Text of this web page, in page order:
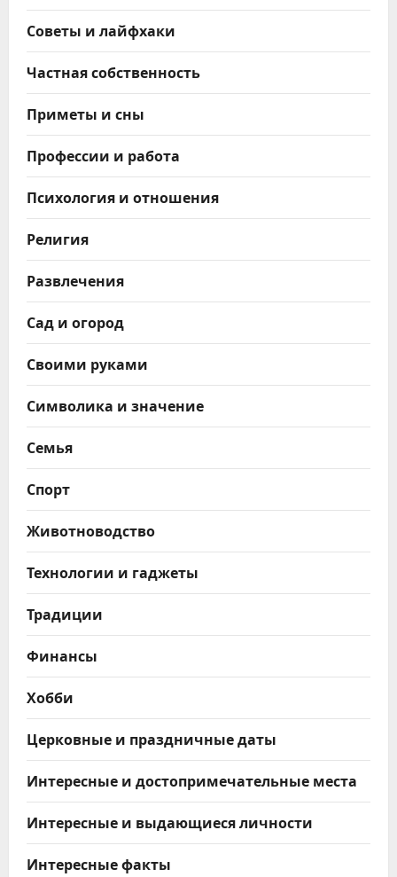
Советы и лайфхаки
Частная собственность
Приметы и сны
Профессии и работа
Психология и отношения
Религия
Развлечения
Сад и огород
Своими руками
Символика и значение
Семья
Спорт
Животноводство
Технологии и гаджеты
Традиции
Финансы
Хобби
Церковные и праздничные даты
Интересные и достопримечательные места
Интересные и выдающиеся личности
Интересные факты